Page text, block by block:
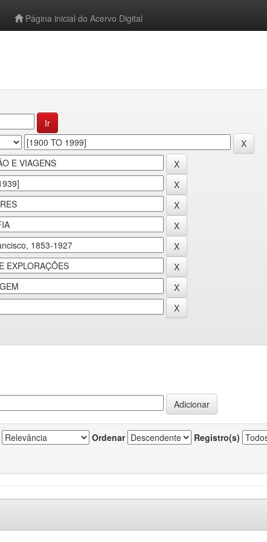
Página inicial do Acervo Digital
Ordenar Registro(s)